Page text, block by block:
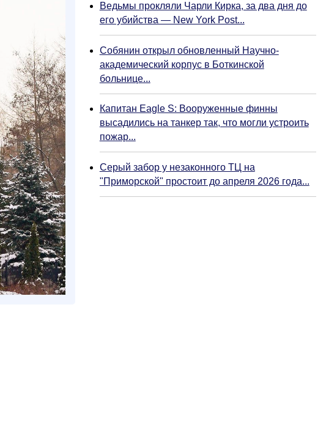
Ведьмы прокляли Чарли Кирка, за два дня до
его убийства — New York Post...
Собянин открыл обновленный Научно-
академический корпус в Боткинской
больнице...
Капитан Eagle S: Вооруженные финны
высадились на танкер так, что могли устроить
пожар...
Серый забор у незаконного ТЦ на
"Приморской" простоит до апреля 2026 года...